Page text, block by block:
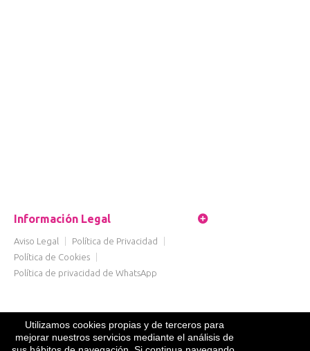
Información Legal
Aviso Legal Política de Privacidad
Política de Cookies
Política de privacidad de WhatsApp
Utilizamos cookies propias y de terceros para
mejorar nuestros servicios mediante el análisis de